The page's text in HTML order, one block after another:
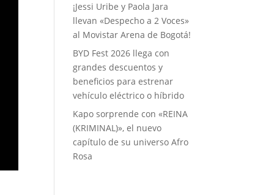
¡Jessi Uribe y Paola Jara
llevan «Despecho a 2 Voces»
al Movistar Arena de Bogotá!
BYD Fest 2026 llega con
grandes descuentos y
beneficios para estrenar
vehículo eléctrico o híbrido
Kapo sorprende con «REINA
(KRIMINAL)», el nuevo
capítulo de su universo Afro
Rosa